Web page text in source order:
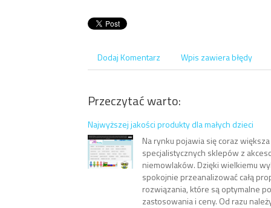
Dodaj Komentarz Wpis zawiera błędy
Przeczytać warto:
Najwyższej jakości produkty dla małych dzieci
Na rynku pojawia się coraz
specjalistycznych sklepów z
niemowlaków. Dzięki wielkiemu
spokojnie przeanalizować całą
rozwiązania, które są optymalne
zastosowania i ceny. Od razu